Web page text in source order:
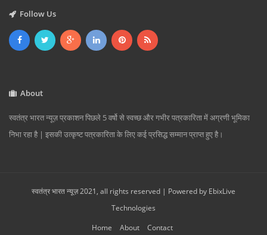
Follow Us
About
स्वतंत्र भारत न्यूज़ प्रकाशन पिछले 5 वर्षो से स्वच्छ और गभीर पत्रकारिता में अग्रणी भूमिका
निभा रहा है | इसकी उत्कृष्ट पत्रकारिता के लिए कई प्रसिद्ध सम्मान प्राप्त हुए है।
स्वतंत्र भारत न्यूज़ 2021, all rights reserved | Powered by EbixLive
Technologies
Home
About Contact